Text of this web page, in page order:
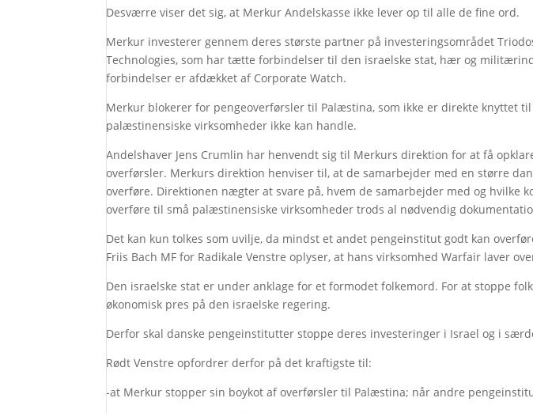
Desværre viser det sig, at Merkur Andelskasse ikke lever op til alle de fine ord.
Merkur investerer gennem deres største partner på investeringsområdet
Technologies, som har tætte forbindelser til den israelske stat, hær og
forbindelser er afdækket af Corporate Watch.
Merkur blokerer for pengeoverførsler til Palæstina, som ikke er direkte knyttet
palæstinensiske virksomheder ikke kan handle.
Andelshaver Jens Crumlin har henvendt sig til Merkurs direktion for at få
overførsler. Merkurs direktion henviser til, at de samarbejder med en større
overføre. Direktionen nægter at svare på, hvem de samarbejder med og hvilke
overføre til små palæstinensiske virksomheder trods al nødvendig
Det kan kun tolkes som uvilje, da mindst et andet pengeinstitut godt kan
Friis Bach MF for Radikale Venstre oplyser, at hans virksomhed Warfair laver
Den israelske stat er under anklage for et formodet folkemord. For at stoppe
økonomisk pres på den israelske regering.
Derfor skal danske pengeinstitutter stoppe deres investeringer i Israel og i
Rødt Venstre opfordrer derfor på det kraftigste til:
-at Merkur stopper sin boykot af overførsler til Palæstina; når andre